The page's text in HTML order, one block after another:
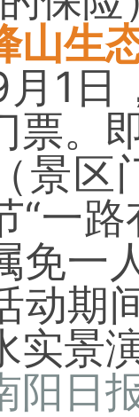
山生
1日
票。
景区
“一
免一
动期
实景
阳日